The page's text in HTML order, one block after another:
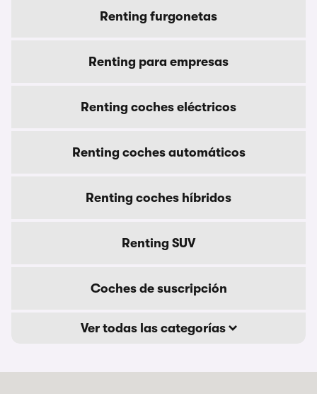
Renting furgonetas
Renting para empresas
Renting coches eléctricos
Renting coches automáticos
Renting coches híbridos
Renting SUV
Coches de suscripción
Ver todas las categorías